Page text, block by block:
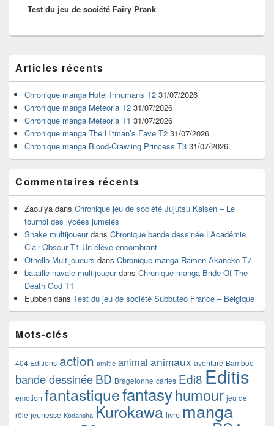
suivant :
Test du jeu de société Fairy Prank
principale
de
widget
pour
barre
latérale
Articles récents
Chronique manga Hotel Inhumans T2 31/07/2026
Chronique manga Meteoria T2 31/07/2026
Chronique manga Meteoria T1 31/07/2026
Chronique manga The Hitman’s Fave T2 31/07/2026
Chronique manga Blood-Crawling Princess T3 31/07/2026
Commentaires récents
Zaouiya dans Chronique jeu de société Jujutsu Kaisen – Le
tournoi des lycées jumelés
Snake multijoueurdans Chronique bande dessinée L’Académie
Clair-Obscur T1 Un élève encombrant
Othello Multijoueurs dans Chronique manga Ramen Akaneko T7
bataille navale multijoueurdans Chronique manga Bride Of The
Death God T1
Eubben dans Test du jeu de société Subbuteo France – Belgique
Mots-clés
404 Editions action amitie animal animaux aventure Bamboo
bande dessinéeBD Bragelonne cartes Edi8 Editis
emotion fantastiquefantasyhumour jeu de
rôle jeunesse Kodansha Kurokawa livre manga